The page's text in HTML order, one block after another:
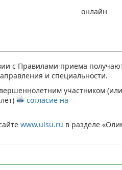
онлайн
с Правилами приема
и специальности.
участником
согласие на
www.ulsu.ru в разделе